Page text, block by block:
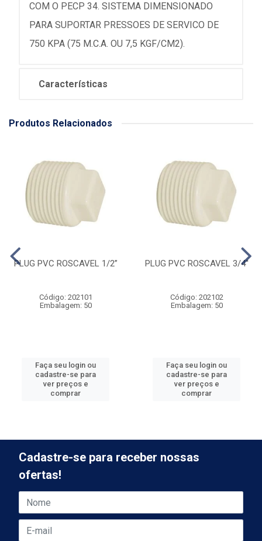
COM O PECP 34. SISTEMA DIMENSIONADO
PARA SUPORTAR PRESSOES DE SERVICO DE
750 KPA (75 M.C.A. OU 7,5 KGF/CM2).
Características
Produtos Relacionados
PLUG PVC ROSCAVEL 1/2”
Código: 202101
Embalagem: 50
Faça seu login ou
cadastre-se para
ver preços e
comprar
PLUG PVC ROSCAVEL 3/4''
Código: 202102
Embalagem: 50
Faça seu login ou
cadastre-se para
ver preços e
comprar
Cadastre-se para receber nossas
ofertas!